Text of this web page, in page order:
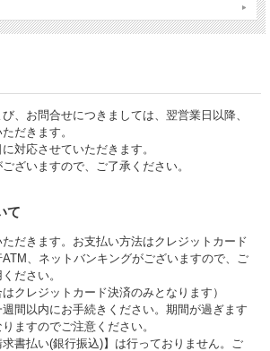
、お問合せにつきましては、翌営業日以降、
だきます。
対応させていただきます。
ざいますので、ご了承ください。
て
ただきます。お支払い方法はクレジットカード
、ネットバンキングがございますので、ご
ださい。
はクレジットカード決済のみとなります）
間以内にお手続きください。期間が過ぎます
ますのでご注意ください。
書払い(銀行振込)】は行っておりません。ご